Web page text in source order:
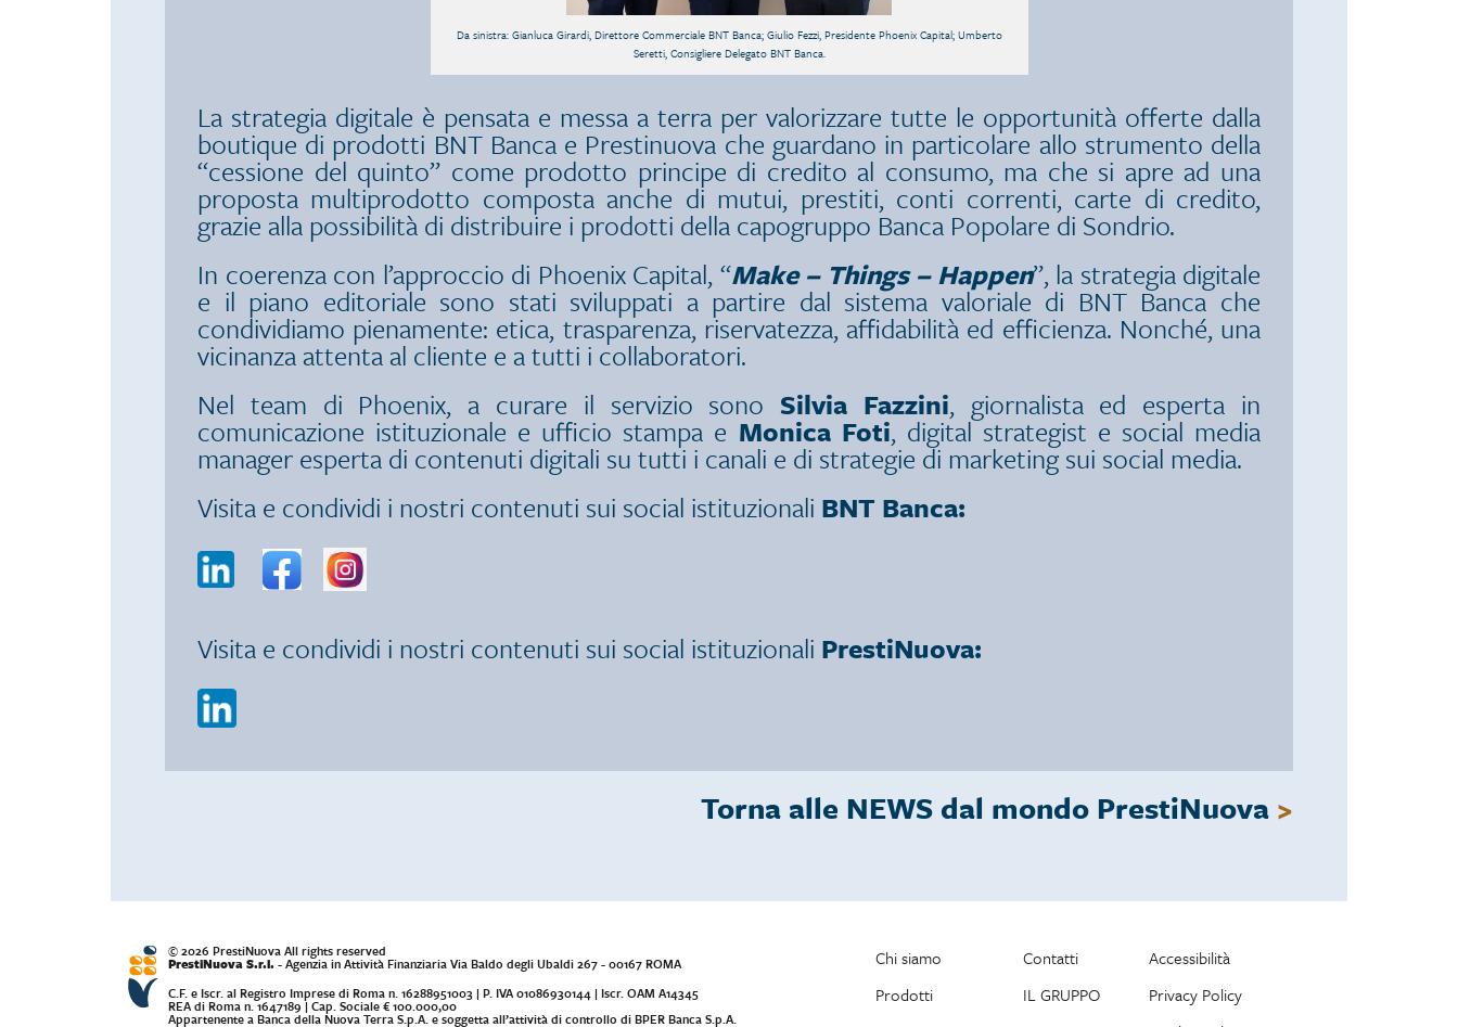
Da sinistra: Gianluca Girardi, Direttore Commerciale BNT Banca; Giulio Fezzi, Presidente Phoenix Capital; Umberto
Seretti, Consigliere Delegato BNT Banca.
La strategia digitale è pensata e messa a terra per valorizzare tutte le opportunità offerte dalla
boutique di prodotti BNT Banca e Prestinuova che guardano in particolare allo strumento della
“cessione del quinto” come prodotto principe di credito al consumo, ma che si apre ad una
proposta multiprodotto composta anche di mutui, prestiti, conti correnti, carte di credito,
grazie alla possibilità di distribuire i prodotti della capogruppo Banca Popolare di Sondrio.
In coerenza con l’approccio di Phoenix Capital, “Make – Things – Happen”, la strategia digitale
e il piano editoriale sono stati sviluppati a partire dal sistema valoriale di BNT Banca che
condividiamo pienamente: etica, trasparenza, riservatezza, affidabilità ed efficienza. Nonché, una
vicinanza attenta al cliente e a tutti i collaboratori.
Nel team di Phoenix, a curare il servizio sonoSilvia Fazzini, giornalista ed esperta in
comunicazione istituzionale e ufficio stampa e Monica Foti, digital strategist e social media
manager esperta di contenuti digitali su tutti i canali e di strategie di marketing sui social media.
Visita e condividi i nostri contenuti sui social istituzionali BNT Banca:
Visita e condividi i nostri contenuti sui social istituzionali PrestiNuova:
Torna alle NEWS dal mondo PrestiNuova >
© 2026 PrestiNuova All rights reserved
PrestiNuova S.r.l.- Agenzia in Attività Finanziaria Via Baldo degli Ubaldi 267 - 00167 ROMA
C.F. e Iscr. al Registro Imprese di Roma n. 16288951003 | P. IVA 01086930144 | Iscr. OAM A14345
REA di Roma n. 1647189 | Cap. Sociale € 100.000,00
Appartenente a Banca della Nuova Terra S.p.A. e soggetta all’attività di controllo di BPER Banca S.p.A.
Chi siamo
Prodotti
Contatti
IL GRUPPO
Accessibilità
Privacy Policy